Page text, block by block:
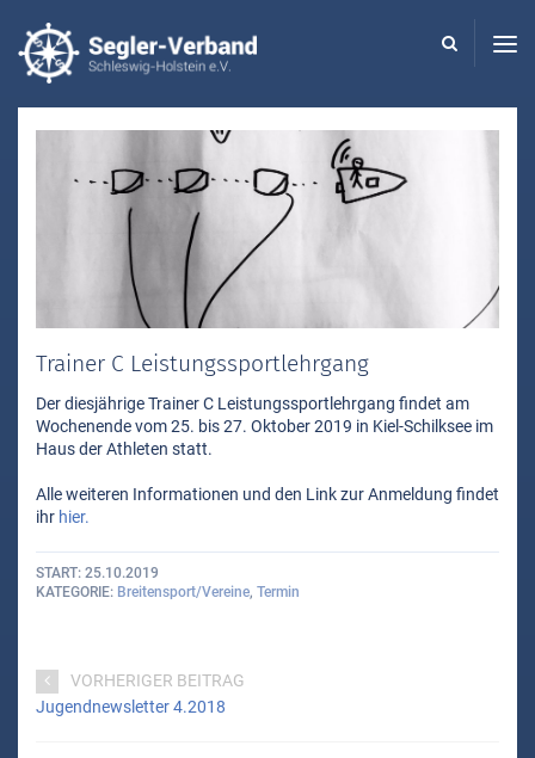
Trainer C Leistungssportlehrgang
Der diesjährige Trainer C Leistungssportlehrgang findet am
Wochenende vom 25. bis 27. Oktober 2019 in Kiel-Schilksee im
Haus der Athleten statt.
Alle weiteren Informationen und den Link zur Anmeldung findet
ihr hier.
START 25.10.2019
KATEGORIE Breitensport/Vereine, Termin
VORHERIGER BEITRAG
Jugendnewsletter 4.2018